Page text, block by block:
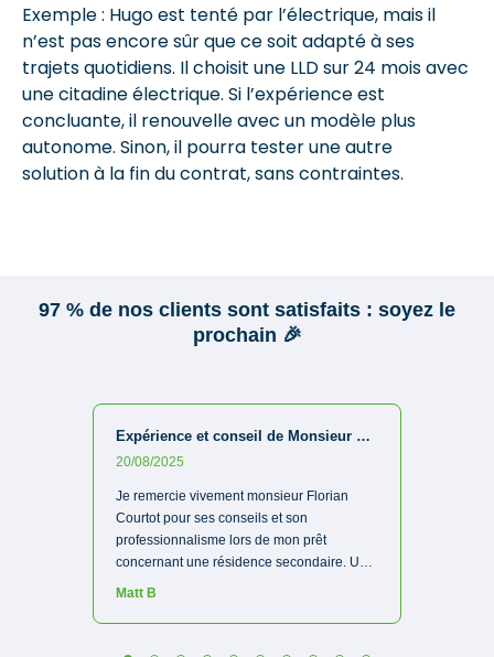
Exemple : Hugo est tenté par l’électrique, mais il
n’est pas encore sûr que ce soit adapté à ses
trajets quotidiens. Il choisit une LLD sur 24 mois avec
une citadine électrique. Si l’expérience est
concluante, il renouvelle avec un modèle plus
autonome. Sinon, il pourra tester une autre
solution à la fin du contrat, sans contraintes.